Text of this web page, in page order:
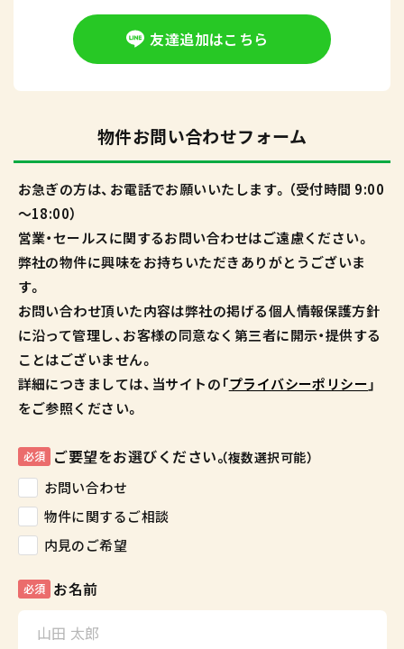
友達追加はこちら
物件お問い合わせフォーム
お急ぎの方は、お電話でお願いいたします。（受付時間 9:00
～18:00）
営業・セールスに関するお問い合わせはご遠慮ください。
弊社の物件に興味をお持ちいただきありがとうございま
す。
お問い合わせ頂いた内容は弊社の掲げる個人情報保護方針
に沿って管理し、お客様の同意なく第三者に開示・提供する
ことはございません。
詳細につきましては、当サイトの「プライバシーポリシー」
をご参照ください。
必須 ご要望をお選びください。（複数選択可能）
お問い合わせ
物件に関するご相談
内見のご希望
必須 お名前